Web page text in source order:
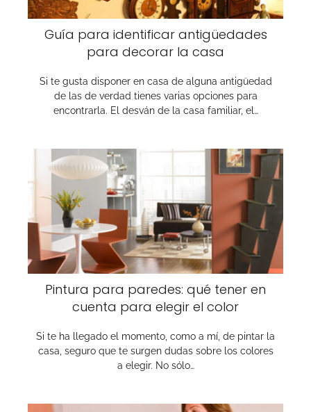
Guía para identificar antigüedades
para decorar la casa
Si te gusta disponer en casa de alguna antigüedad
de las de verdad tienes varias opciones para
encontrarla. El desván de la casa familiar, el…
Pintura para paredes: qué tener en
cuenta para elegir el color
Si te ha llegado el momento, como a mí, de pintar la
casa, seguro que te surgen dudas sobre los colores
a elegir. No sólo…